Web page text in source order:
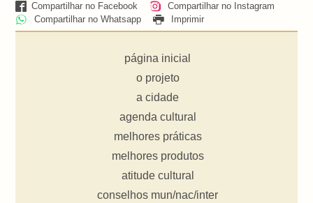
Compartilhar no Facebook
Compartilhar no Instagram
Compartilhar no Whatsapp
Imprimir
página inicial
o projeto
a cidade
agenda cultural
melhores práticas
melhores produtos
atitude cultural
conselhos mun/nac/inter